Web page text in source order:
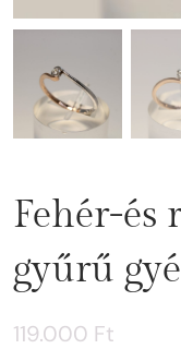
Fehér-és
gyűrű
119.000 Ft